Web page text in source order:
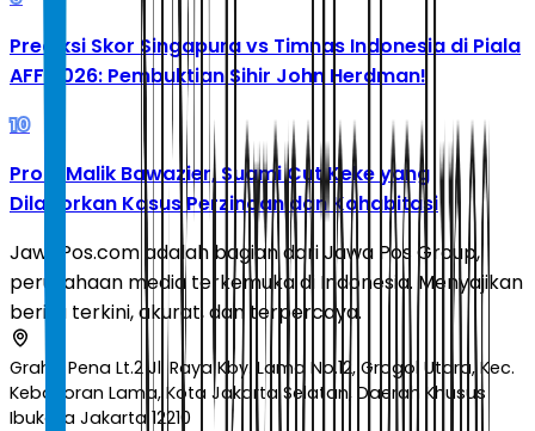
Prediksi Skor Singapura vs Timnas Indonesia di Piala
AFF 2026: Pembuktian Sihir John Herdman!
10
Profil Malik Bawazier, Suami Cut Keke yang
Dilaporkan Kasus Perzinaan dan Kohabitasi
JawaPos.com adalah bagian dari Jawa Pos Group,
perusahaan media terkemuka di Indonesia. Menyajikan
berita terkini, akurat, dan terpercaya.
Graha Pena Lt.2 Jl. Raya Kby. Lama No.12, Grogol Utara, Kec.
Kebayoran Lama, Kota Jakarta Selatan, Daerah Khusus
Ibukota Jakarta 12210